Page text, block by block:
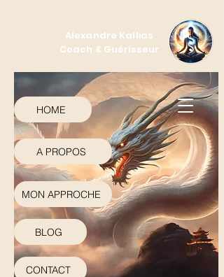
Alexandre Kallias
Coach & Guérisseur
A PROPOS
MON APPROCHE
BLOG
CONTACT
HOME